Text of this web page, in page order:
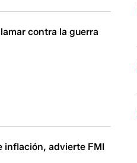
contra la guerra
inflación, advierte FMI